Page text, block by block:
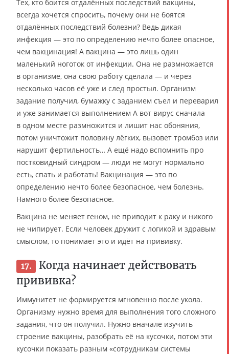
Тех, кто боится отдалённых последствий вакцины,
всегда хочется спросить, почему они не боятся
отдалённых последствий болезни? Ведь дикая
инфекция — это по определению нечто более опасное,
чем вакцинация! А вакцина — это лишь один
маленький ноготок от инфекции. Она не размножается
в организме, она свою работу сделала — и через
несколько часов её уже и след простыл. Организм
задание получил, бумажку с заданием съел и переварил
и уже занимается выполнением А вот вирус сначала
в одном месте размножится и лишит нас обоняния,
потом уничтожит половину лёгких, вызовет тромбоз или
нарушит фертильность… А ещё надо вспомнить про
постковидный синдром — люди не могут нормально
есть, спать и работать! Вакцинация — это по
определению нечто более безопасное, чем болезнь.
Намного более безопасное.
Вакцина не меняет геном, не приводит к раку и никого
не чипирует. Если человек дружит с логикой и здравым
смыслом, то понимает это и идёт на прививку.
17.
Когда начинает действовать
прививка?
Иммунитет не формируется мгновенно после укола.
Организму нужно время для выполнения того сложного
задания, что он получил. Нужно вначале изучить
строение вакцины, разобрать её на кусочки, потом эти
кусочки показать разным «сотрудникам системы